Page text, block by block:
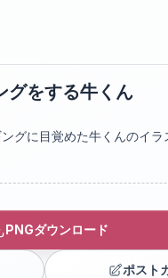
グをする牛くん
グに目覚めた牛くんのイ
PNGダウンロード
ポスト